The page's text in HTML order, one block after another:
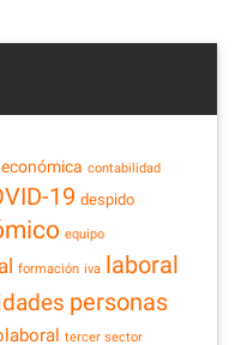
contabilidad
19 despido
equipo
formación iva laboral
personas
tercer sector